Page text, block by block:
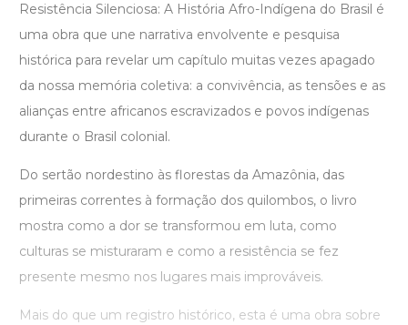
Resistência Silenciosa: A História Afro-Indígena do Brasil é
uma obra que une narrativa envolvente e pesquisa
histórica para revelar um capítulo muitas vezes apagado
da nossa memória coletiva: a convivência, as tensões e as
alianças entre africanos escravizados e povos indígenas
durante o Brasil colonial.
Do sertão nordestino às florestas da Amazônia, das
primeiras correntes à formação dos quilombos, o livro
mostra como a dor se transformou em luta, como
culturas se misturaram e como a resistência se fez
presente mesmo nos lugares mais improváveis.
Mais do que um registro histórico, esta é uma obra sobre